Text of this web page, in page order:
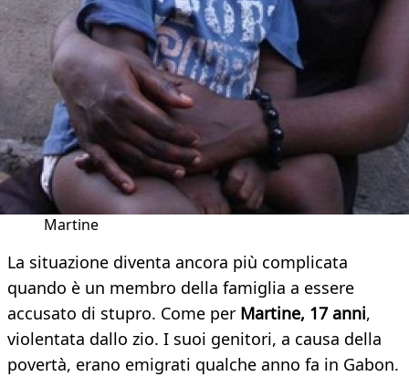
Martine
La situazione diventa ancora più complicata
quando è un membro della famiglia a essere
accusato di stupro. Come per Martine, 17 anni,
violentata dallo zio. I suoi genitori, a causa della
povertà, erano emigrati qualche anno fa in Gabon.